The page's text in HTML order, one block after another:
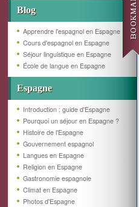
Blog
Apprendre l'espagnol en Espagne
Cours d'espagnol en Espagne
Séjour linguistique en Espagne
École de langue en Espagne
Espagne
Introduction : guide d'Espagne
Pourquoi un séjour en Espagne ?
Histoire de l'Espagne
Gouvernement espagnol
Langues en Espagne
Religion en Espagne
Gastronomie espagnole
Climat en Espagne
Photos d'Espagne